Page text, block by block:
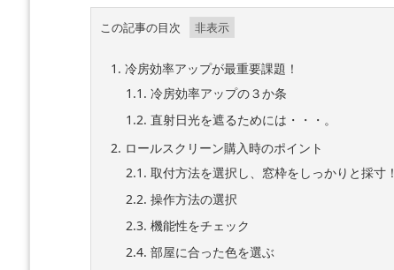
この記事の目次
1. 冷房効率アップが最重要課題！
1.1. 冷房効率アップの３か条
1.2. 直射日光を遮るためには・・・。
2. ロールスクリーン購入時のポイント
2.1. 取付方法を選択し、窓枠をしっかりと採寸！
2.2. 操作方法の選択
2.3. 機能性をチェック
2.4. 部屋に合った色を選ぶ